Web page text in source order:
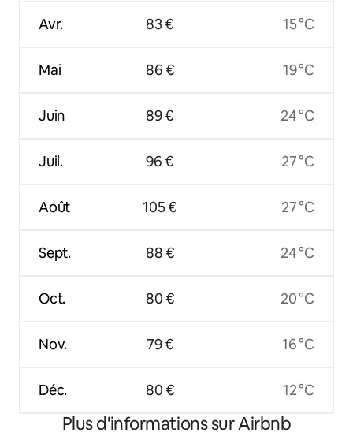
Avr.
Mai
Juin
Juil.
Août
Sept.
Oct.
Nov.
Déc.
83 €
86 €
89 €
96 €
105 €
88 €
80 €
79 €
80 €
15 °C
19 °C
24 °C
27 °C
27 °C
24 °C
20 °C
16 °C
12 °C
Plus d'informations sur Airbnb